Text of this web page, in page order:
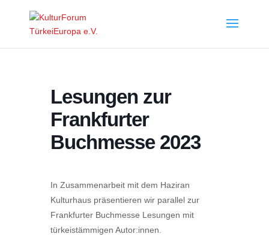
Lesungen zur
Frankfurter
Buchmesse 2023
In Zusammenarbeit mit dem Haziran
Kulturhaus präsentieren wir parallel zur
Frankfurter Buchmesse Lesungen mit
türkeistämmigen Autor:innen.